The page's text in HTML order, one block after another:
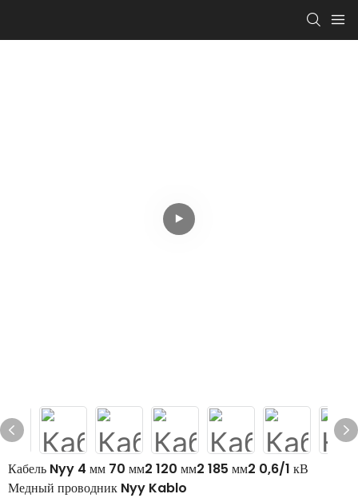
Кабель Nyy 4 мм 70 мм2 120 мм2 185 мм2 0,6/1 кВ
Медный проводник Nyy Kablo